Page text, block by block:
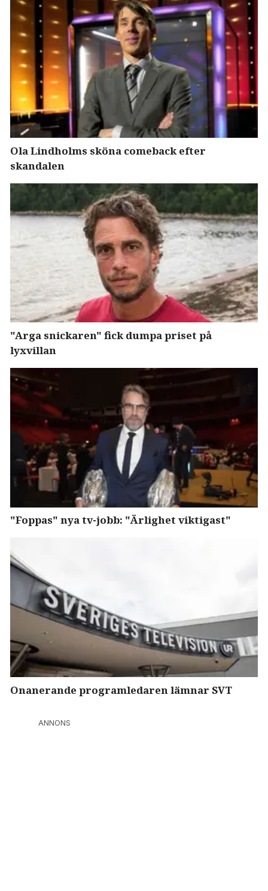
Ola Lindholms sköna comeback efter
skandalen
"Arga snickaren" fick dumpa priset på
lyxvillan
"Foppas" nya tv-jobb: "Ärlighet viktigast"
Onanerande programledaren lämnar SVT
ANNONS